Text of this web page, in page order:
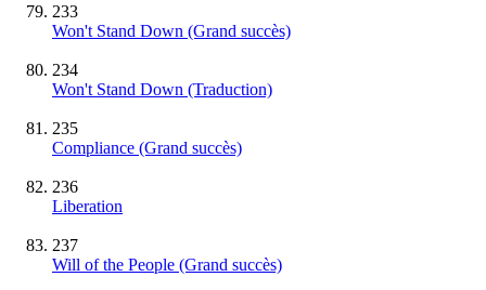
233
Won't Stand Down (Grand succès)
234
Won't Stand Down (Traduction)
235
Compliance (Grand succès)
236
Liberation
237
Will of the People (Grand succès)